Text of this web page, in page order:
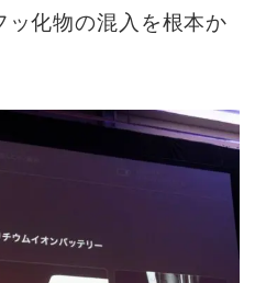
化物の混入を根本か